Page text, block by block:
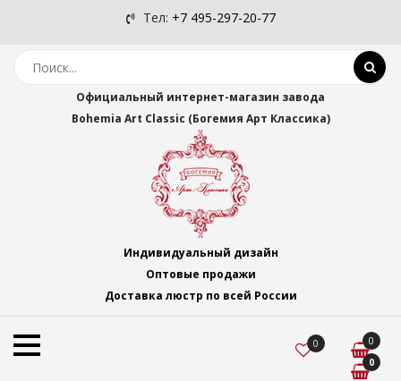
Тел: +7 495-297-20-77
Официальный интернет-магазин завода
Bohemia Art Classic (Богемия Арт Классика)
Индивидуальный дизайн
Оптовые продажи
Доставка люстр по всей России
0
0
0